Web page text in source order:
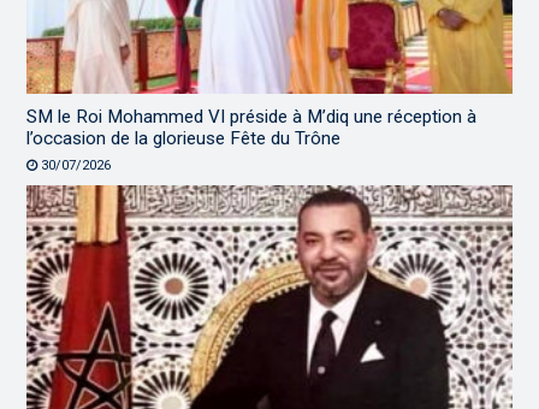
SM le Roi Mohammed VI préside à M’diq une réception à
l’occasion de la glorieuse Fête du Trône
30/07/2026